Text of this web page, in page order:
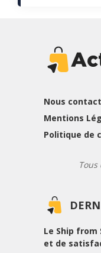
Nous
Mentions
Politique de
Tous
Le Ship
et de